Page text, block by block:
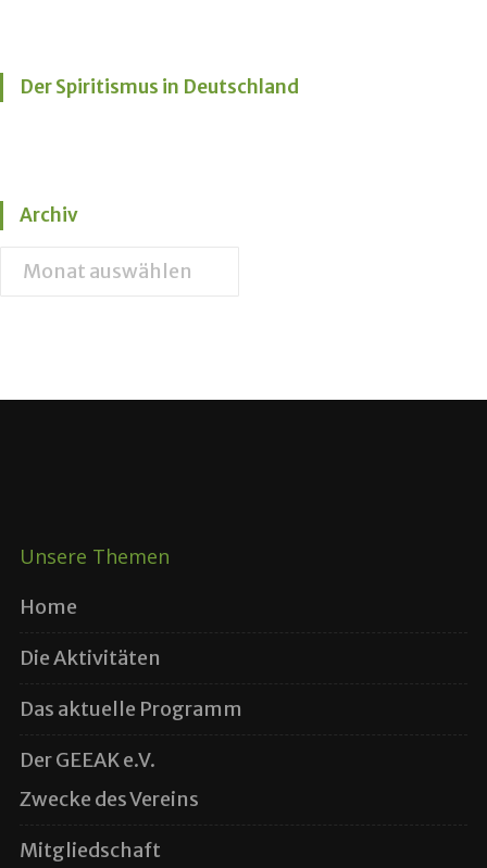
Der Spiritismus in Deutschland
Archiv
Unsere Themen
Home
Die Aktivitäten
Das aktuelle Programm
Der GEEAK e.V.
Zwecke des Vereins
Mitgliedschaft